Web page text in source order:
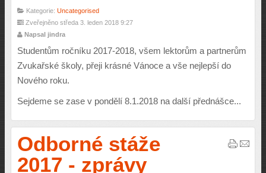
Kategorie: Uncategorised
Zveřejněno středa 3. leden 2018 9:27
Napsal jindra
Studentům ročníku 2017-2018, všem lektorům a partnerům
Zvukařské školy, přeji krásné Vánoce a vše nejlepší do
Nového roku.
Sejdeme se zase v pondělí 8.1.2018 na další přednášce...
Odborné stáže
2017 - zprávy